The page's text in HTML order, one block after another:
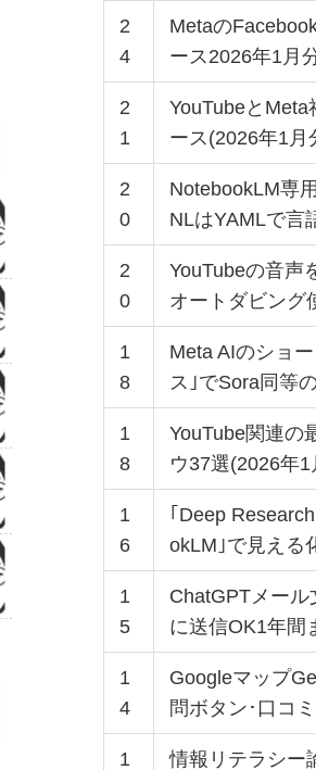
2
4
Metaの
ース2026年1月
2
1
YouTubeと
ース(2026年1月
2
0
NotebookLM専
NLはYAMLで言
2
0
YouTubeの音声
オートダビング
1
8
Meta AIのショ
ス｣でSora同等
1
8
YouTube関連の
ウ37選(2026年1
1
6
｢Deep
okLM｣で見える
1
5
ChatGPTメー
に送信OK1年間
1
4
Googleマップ
問ボタン･口コ
1 情報リテラシー